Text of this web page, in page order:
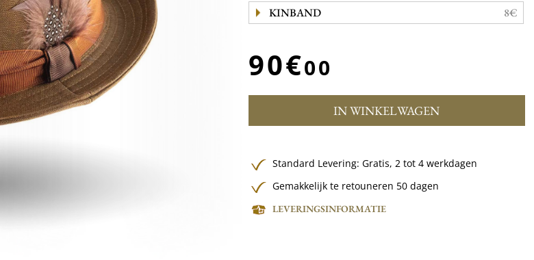
KINBAND 8€
90€00
IN WINKELWAGEN
Standard Levering:Gratis,2 tot 4 werkdagen
Gemakkelijk te retouneren 50 dagen
LEVERINGSINFORMATIE